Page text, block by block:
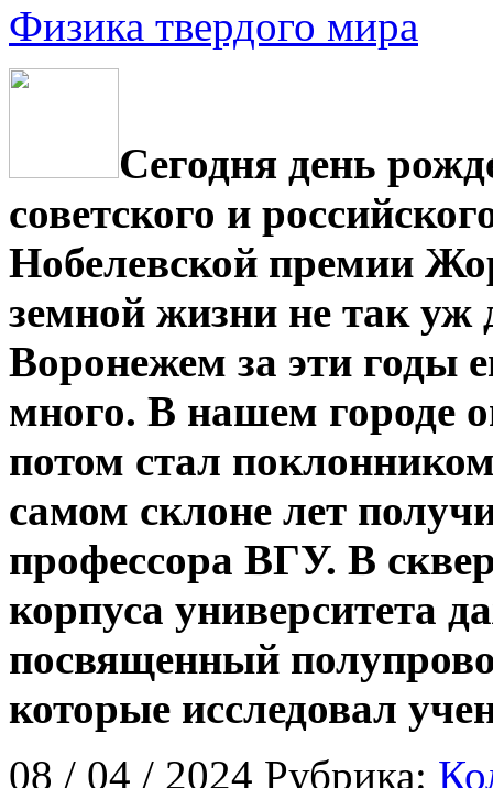
Физика твердого мира
Сегодня день
советского и
Нобелевской премии
земной жизни не так уж
Воронежем за эти годы
много. В нашем городе
потом стал
самом склоне лет
профессора ВГУ. В
корпуса университета
посвященный
которые исследовал
08 / 04 / 2024 Рубрика: